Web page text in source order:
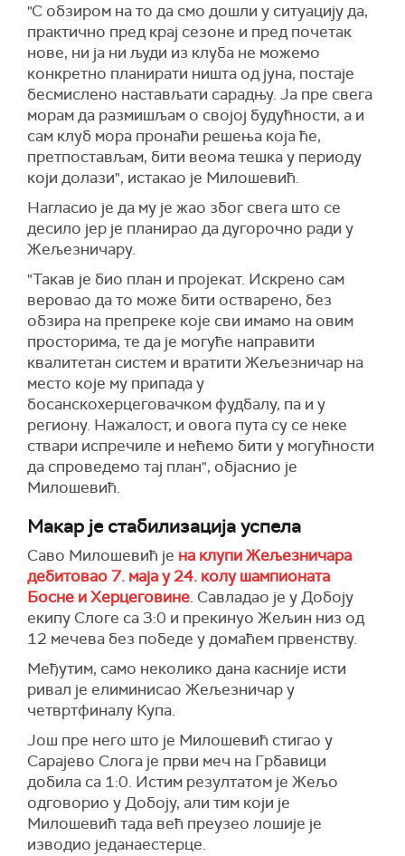
"С обзиром на то да смо дошли у ситуацију да,
практично пред крај сезоне и пред почетак
нове, ни ја ни људи из клуба не можемо
конкретно планирати ништа од јуна, постаје
бесмислено настављати сарадњу. Ја пре свега
морам да размишљам о својој будућности, а и
сам клуб мора пронаћи решења која ће,
претпостављам, бити веома тешка у периоду
који долази", истакао је Милошевић.
Нагласио је да му је жао због свега што се
десило јер је планирао да дугорочно ради у
Жељезничару.
"Такав је био план и пројекат. Искрено сам
веровао да то може бити остварено, без
обзира на препреке које сви имамо на овим
просторима, те да је могуће направити
квалитетан систем и вратити Жељезничар на
место које му припада у
босанскохерцеговачком фудбалу, па и у
региону. Нажалост, и овога пута су се неке
ствари испречиле и нећемо бити у могућности
да спроведемо тај план", објаснио је
Милошевић.
Макар је стабилизација успела
Саво Милошевић је на клупи Жељезничара
дебитовао 7. маја у 24. колу шампионата
Босне и Херцеговине. Савладао је у Добоју
екипу Слоге са 3:0 и прекинуо Жељин низ од
12 мечева без победе у домаћем првенству.
Међутим, само неколико дана касније исти
ривал је елиминисао Жељезничар у
четвртфиналу Купа.
Још пре него што је Милошевић стигао у
Сарајево Слога је први меч на Грбавици
добила са 1:0. Истим резултатом је Жељо
одговорио у Добоју, али тим који је
Милошевић тада већ преузео лошије је
изводио једанаестерце.